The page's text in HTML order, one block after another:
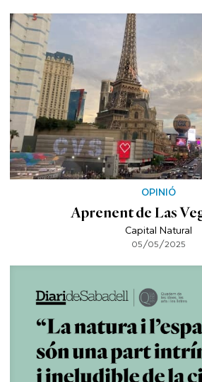
OPINIÓ
Aprenent de Las
Capital Natural
05/05/2025